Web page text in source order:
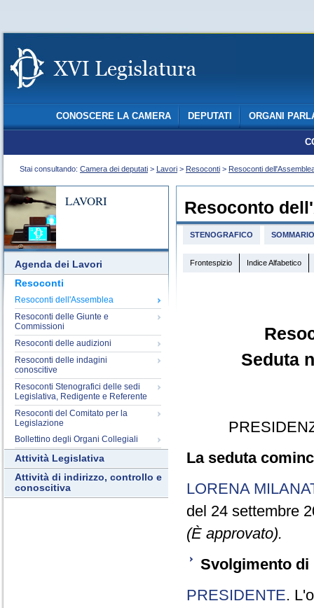
CONOSCERE LA CAMERA DEPUTATI ORGANI
Stai consultando: Camera dei deputati > Lavori > Resoconti > Resoconti
LAVORI
Agenda dei Lavori
Resoconti
Resoconti dell'Assemblea
Resoconti delle Giunte e
Commissioni
Resoconti delle audizioni
Resoconti delle indagini
conoscitive
Resoconti Stenografici delle sedi
Legislativa, Redigente e Referente
Resoconti del Comitato per la
Legislazione
Bollettino degli Organi Collegiali
Attività Legislativa
Attività di indirizzo, controllo e
conoscitiva
Resoconto
STENOGRAFICO SOMMARIO
Frontespizio Indice Alfabetico
Seduta
La seduta
LORENA
del 24 settembre
(È approvato).
Svolgimento
PRESIDENTE.